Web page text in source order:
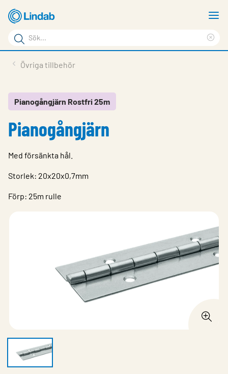
Hoppa
till
huvudinnehållet
Sökord
Sök
på
Service & Support
Hållbarhet
Övriga tillbehör
Pianogångjärn Rostfri 25m
Pianogångjärn
Med försänkta hål.
Storlek: 20x20x0,7mm
Förp: 25m rulle